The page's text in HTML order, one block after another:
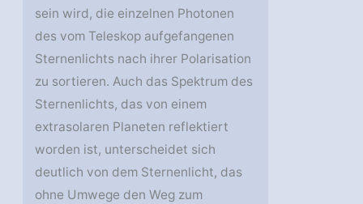
sein wird, die einzelnen Photonen
des vom Teleskop aufgefangenen
Sternenlichts nach ihrer Polarisation
zu sortieren. Auch das Spektrum des
Sternenlichts, das von einem
extrasolaren Planeten reflektiert
worden ist, unterscheidet sich
deutlich von dem Sternenlicht, das
ohne Umwege den Weg zum